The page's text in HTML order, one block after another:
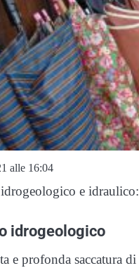
alle 16:04
e
idrogeologico
e profonda saccatura